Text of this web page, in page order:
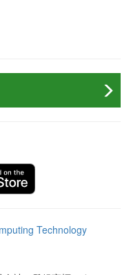
Technology